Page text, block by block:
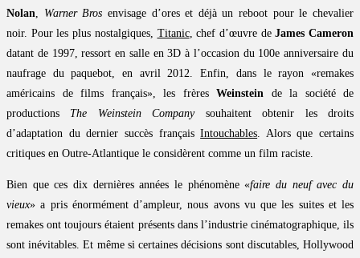
Nolan, Warner Bros envisage d’ores et déjà un reboot pour le chevalier
noir. Pour les plus nostalgiques, Titanic, chef d’œuvre deJames Cameron
datant de 1997, ressort en salle en 3D à l’occasion du 100e anniversaire du
naufrage du paquebot, en avril 2012. Enfin, dans le rayon «remakes
américains de films français», les frères Weinstein de la société de
productions The Weinstein Companysouhaitent obtenir les droits
d’adaptation du dernier succès françaisIntouchables. Alors que certains
critiques en Outre-Atlantique le considèrent comme un film raciste.
Bien que ces dix dernières années le phénomène «faire du neuf avec du
vieux» a pris énormément d’ampleur, nous avons vu que les suites et les
remakes ont toujours étaient présents dans l’industrie cinématographique, ils
sont inévitables. Et même si certaines décisions sont discutables, Hollywood